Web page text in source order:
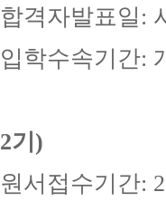
합격자발표일:
입학수속기간:
2기)
원서접수기간: